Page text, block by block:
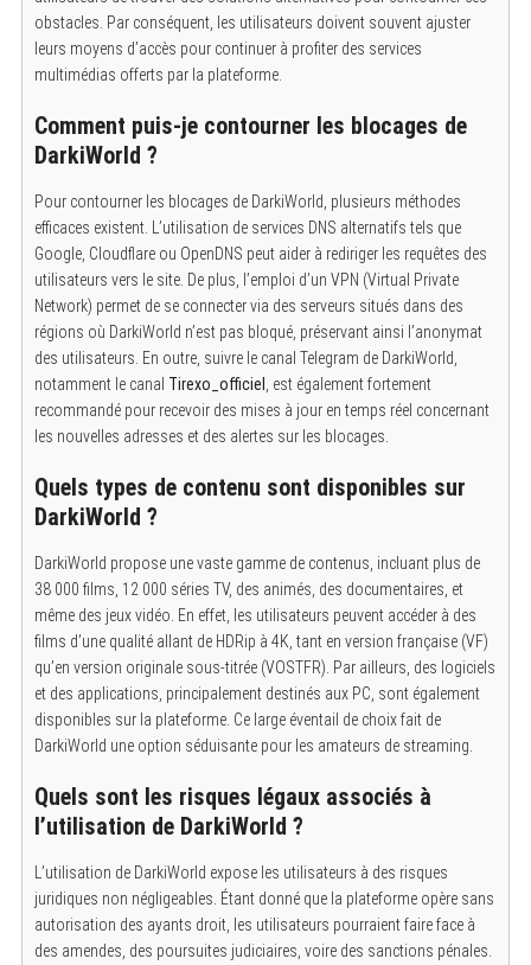
obstacles. Par conséquent, les utilisateurs doivent souvent ajuster
leurs moyens d’accès pour continuer à profiter des services
multimédias offerts par la plateforme.
Comment puis-je contourner les blocages de
DarkiWorld ?
Pour contourner les blocages de DarkiWorld, plusieurs méthodes
efficaces existent.
L’utilisation de services DNS alternatifs tels que
Google, Cloudflare ou OpenDNS peut aider à rediriger les requêtes des
utilisateurs vers le site. De plus, l’emploi d’un VPN (Virtual Private
Network) permet de se connecter via des serveurs situés dans des
régions où DarkiWorld n’est pas bloqué, préservant ainsi l’anonymat
des utilisateurs. En outre, suivre le canal Telegram de DarkiWorld,
notamment le canal Tirexo_officiel
, est également fortement
recommandé pour recevoir des mises à jour en temps réel concernant
les nouvelles adresses et des alertes sur les blocages.
Quels types de contenu sont disponibles sur
DarkiWorld ?
DarkiWorld propose une vaste gamme de contenus, incluant plus de
38 000 films, 12 000 séries TV, des animés, des documentaires, et
même des jeux vidéo. En effet, les utilisateurs peuvent accéder à des
films d’une qualité allant de HDRip à 4K, tant en version française (VF)
qu’en version originale sous-titrée (VOSTFR). Par ailleurs, des logiciels
et des applications, principalement destinés aux PC, sont également
disponibles sur la plateforme. Ce large éventail de choix fait de
DarkiWorld une option séduisante pour les amateurs de streaming.
Quels sont les risques légaux associés à
l’utilisation de DarkiWorld ?
L’utilisation de DarkiWorld expose les utilisateurs à des risques
juridiques non négligeables. Étant donné que la plateforme opère sans
autorisation des ayants droit, les utilisateurs pourraient faire face à
des amendes, des poursuites judiciaires, voire des sanctions pénales.